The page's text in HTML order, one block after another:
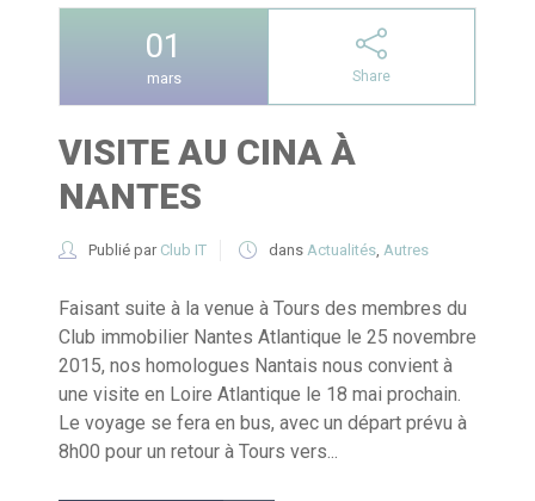
01
mars Share
VISITE AU CINA À
NANTES
Publié par Club IT dans Actualités, Autres
Faisant suite à la venue à Tours des membres du
Club immobilier Nantes Atlantique le 25 novembre
2015, nos homologues Nantais nous convient à
une visite en Loire Atlantique le 18 mai prochain.
Le voyage se fera en bus, avec un départ prévu à
8h00 pour un retour à Tours vers...